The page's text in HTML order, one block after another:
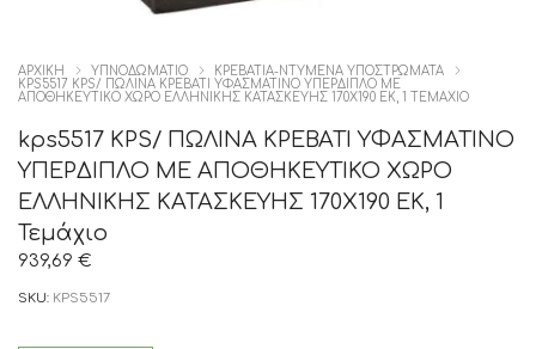
ΑΡΧΙΚΉ ΥΠΝΟΔΩΜΑΤΙΟ
ΚΡΕΒΑΤΙΑ-ΝΤΥΜΕΝΑ ΥΠΟΣΤΡΩΜΑΤΑ
KPS5517 KPS/ ΠΩΛΙΝΑ ΚΡΕΒΑΤΙ ΥΦΑΣΜΑΤΙΝΟ ΥΠΕΡΔΙΠΛΟ ΜΕ
ΑΠΟΘΗΚΕΥΤΙΚΟ ΧΩΡΟ ΕΛΛΗΝΙΚΗΣ ΚΑΤΑΣΚΕΥΗΣ 170Χ190 ΕΚ, 1 ΤΕΜΆΧΙΟ
kps5517 KPS/ ΠΩΛΙΝΑ ΚΡΕΒΑΤΙ ΥΦΑΣΜΑΤΙΝΟ
ΥΠΕΡΔΙΠΛΟ ΜΕ ΑΠΟΘΗΚΕΥΤΙΚΟ ΧΩΡΟ
ΕΛΛΗΝΙΚΗΣ ΚΑΤΑΣΚΕΥΗΣ 170Χ190 ΕΚ, 1
Τεμάχιο
939,69 €
SKU: KPS5517